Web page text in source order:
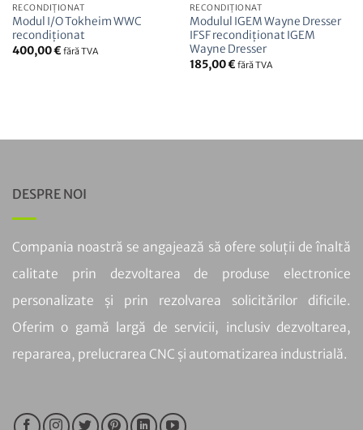
RECONDIȚIONAT
Modul I/O Tokheim WWC
recondiționat
400,00€ fără TVA
RECONDIȚIONAT
Modulul IGEM Wayne Dresser
IFSF recondiționat IGEM
Wayne Dresser
185,00€ fără TVA
DESPRE NOI
Compania noastră se angajează să ofere soluții de înaltă
calitate prin dezvoltarea de produse electronice
personalizate și prin rezolvarea solicitărilor dificile.
Oferim o gamă largă de servicii, inclusiv dezvoltarea,
repararea, prelucrarea CNC și automatizarea industrială.